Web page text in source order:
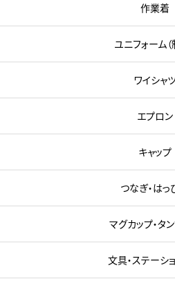
作業着
ユニフォーム（
ワイシャ
エプロン
キャップ
つなぎ・はっ
マグカップ・タ
文具・ステーシ